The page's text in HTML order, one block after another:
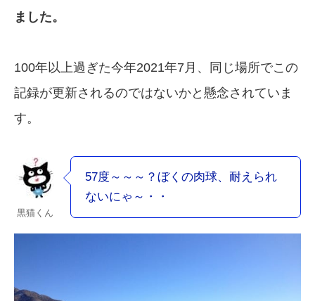
ました。
100年以上過ぎた今年2021年7月、同じ場所でこの
記録が更新されるのではないかと懸念されていま
す。
黒猫くん
57度～～～？ぼくの肉球、耐えられ
ないにゃ～・・